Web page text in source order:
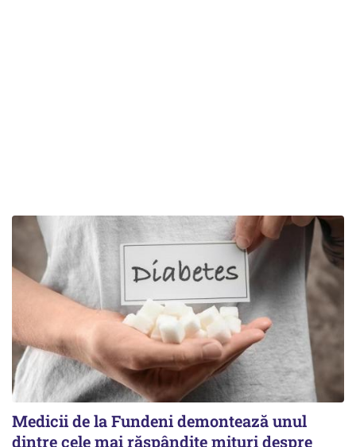
Medicii de la Fundeni demontează unul
dintre cele mai răspândite mituri despre